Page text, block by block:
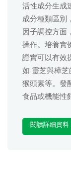
活性成分生成
成分種類區別
因子調控方面
操作。培養實
證實可以有效
如:靈芝與樟
猴頭素等。發
食品或機能性
閱讀詳細資料